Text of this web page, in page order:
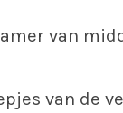
van
van de